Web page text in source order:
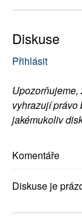
Diskuse
Přihlásit
Upozorňujeme,
vyhrazují právo
jakémukoliv
Komentáře
Diskuse je